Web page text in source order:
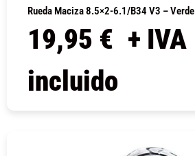
Rueda Maciza 8.5×2-6.1/B34 V3 – Verde
19,95 € + IVA
incluido